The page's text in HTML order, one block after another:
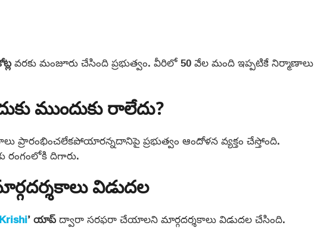
వరకు మంజూరు చేసింది ప్రభుత్వం. వీరిలో 50 వేల మంది ఇప్పటికే నిర్మాణాలు
ముందుకు రాలేదు?
ప్రారంభించలేకపోయారన్నదానిపై ప్రభుత్వం ఆందోళన వ్యక్తం చేస్తోంది.
రంగంలోకి దిగారు.
విడుదల
’యాప్ద్వారా సరఫరా చేయాలని మార్గదర్శకాలు విడుదల చేసింది.